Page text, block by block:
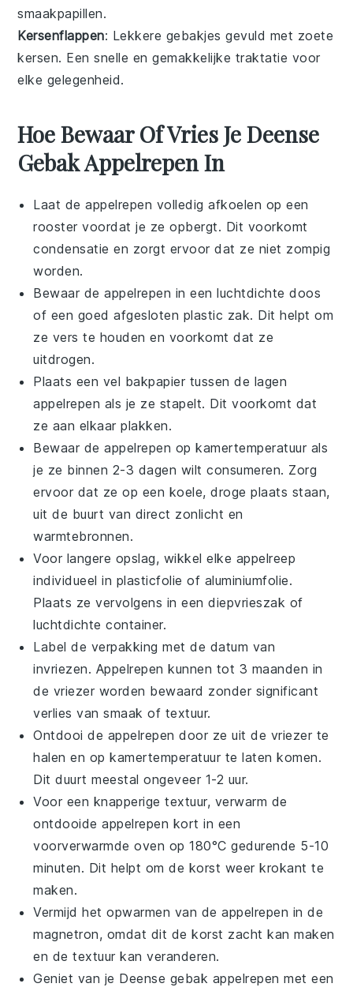
smaakpapillen.
Kersenflappen: Lekkere gebakjes gevuld met zoete
kersen. Een snelle en gemakkelijke traktatie voor
elke gelegenheid.
Hoe Bewaar Of Vries Je Deense
Gebak Appelrepen In
Laat deappelrepen volledig afkoelen op een
rooster voordat je ze opbergt. Dit voorkomt
condensatie en zorgt ervoor dat ze niet zompig
worden.
Bewaar deappelrepen in een luchtdichte doos
of een goed afgesloten plastic zak. Dit helpt om
ze vers te houden en voorkomt dat ze
uitdrogen.
Plaats een vel bakpapier tussen de lagen
appelrepen als je ze stapelt. Dit voorkomt dat
ze aan elkaar plakken.
Bewaar deappelrepen op kamertemperatuur als
je ze binnen 2-3 dagen wilt consumeren. Zorg
ervoor dat ze op een koele, droge plaats staan,
uit de buurt van direct zonlicht en
warmtebronnen.
Voor langere opslag, wikkel elke appelreep
individueel in plasticfolie of aluminiumfolie.
Plaats ze vervolgens in een diepvrieszak of
luchtdichte container.
Label de verpakking met de datum van
invriezen. Appelrepen kunnen tot 3 maanden in
de vriezer worden bewaard zonder significant
verlies van smaak of textuur.
Ontdooi de appelrepen door ze uit de vriezer te
halen en op kamertemperatuur te laten komen.
Dit duurt meestal ongeveer 1-2 uur.
Voor een knapperige textuur, verwarm de
ontdooideappelrepen kort in een
voorverwarmde oven op 180°C gedurende 5-10
minuten. Dit helpt om de korst weer krokant te
maken.
Vermijd het opwarmen van deappelrepen in de
magnetron, omdat dit de korst zacht kan maken
en de textuur kan veranderen.
Geniet van je Deense gebak appelrepen met een